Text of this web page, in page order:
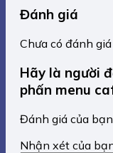
Đánh giá
Chưa có đánh giá
Hãy là người
phấn menu
Đánh giá của bạn
Nhận xét của